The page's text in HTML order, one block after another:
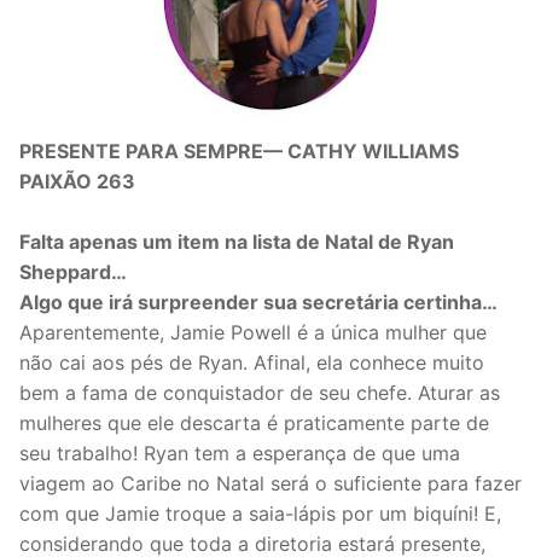
PRESENTE PARA SEMPRE— CATHY WILLIAMS
PAIXÃO 263
Falta apenas um item na lista de Natal de Ryan
Sheppard…
Algo que irá surpreender sua secretária certinha…
Aparentemente, Jamie Powell é a única mulher que
não cai aos pés de Ryan. Afinal, ela conhece muito
bem a fama de conquistador de seu chefe. Aturar as
mulheres que ele descarta é praticamente parte de
seu trabalho! Ryan tem a esperança de que uma
viagem ao Caribe no Natal será o suficiente para fazer
com que Jamie troque a saia-lápis por um biquíni! E,
considerando que toda a diretoria estará presente,